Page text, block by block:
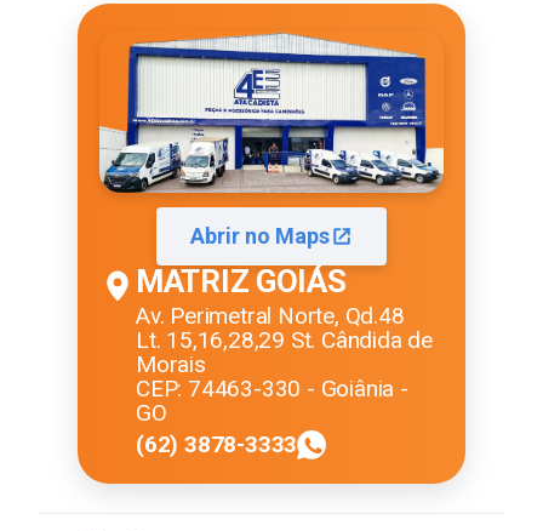
Abrir no Maps
MATRIZ GOIÁS
Av. Perimetral Norte, Qd.48
Lt. 15,16,28,29 St. Cândida de
Morais
CEP: 74463-330 - Goiânia -
GO
(62) 3878-3333